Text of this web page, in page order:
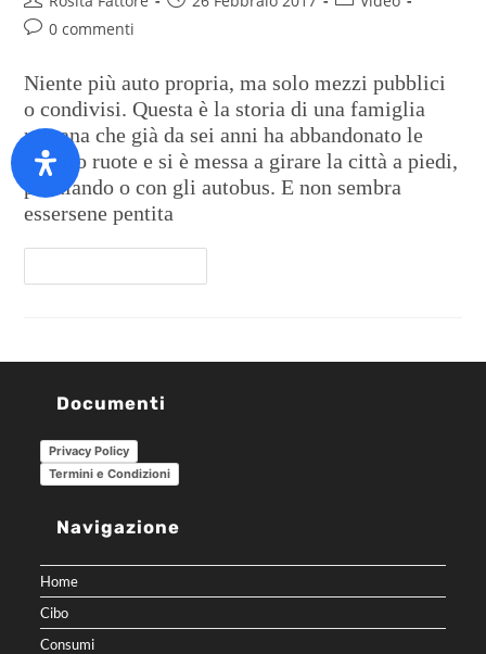
0 commenti
Niente più auto propria, ma solo mezzi pubblici
o condivisi. Questa è la storia di una famiglia
romana che già da sei anni ha abbandonato le
quattro ruote e si è messa a girare la città a piedi,
pedalando o con gli autobus. E non sembra
essersene pentita
Documenti
Privacy Policy
Termini e Condizioni
Navigazione
Home
Cibo
Consumi